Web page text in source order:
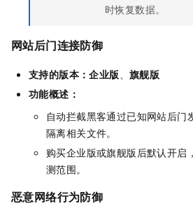
时恢复数据。
网站后门连接防御
支持的版本：企业版、旗舰版
功能概述：
自动拦截黑客通过已知网站后门
隔离相关文件。
购买企业版或旗舰版后默认开启
测范围。
恶意网络行为防御